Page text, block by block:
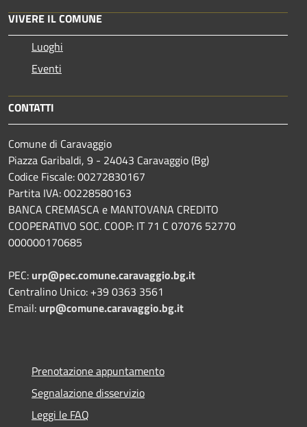
VIVERE IL COMUNE
Luoghi
Eventi
CONTATTI
Comune di Caravaggio
Piazza Garibaldi, 9 - 24043 Caravaggio (Bg)
Codice Fiscale: 00272830167
Partita IVA: 00228580163
BANCA CREMASCA e MANTOVANA CREDITO
COOPERATIVO SOC. COOP: IT 71 C 07076 52770
000000170685
PEC: urp@pec.comune.caravaggio.bg.it
Centralino Unico: +39 0363 3561
Email: urp@comune.caravaggio.bg.it
Prenotazione appuntamento
Segnalazione disservizio
Leggi le FAQ